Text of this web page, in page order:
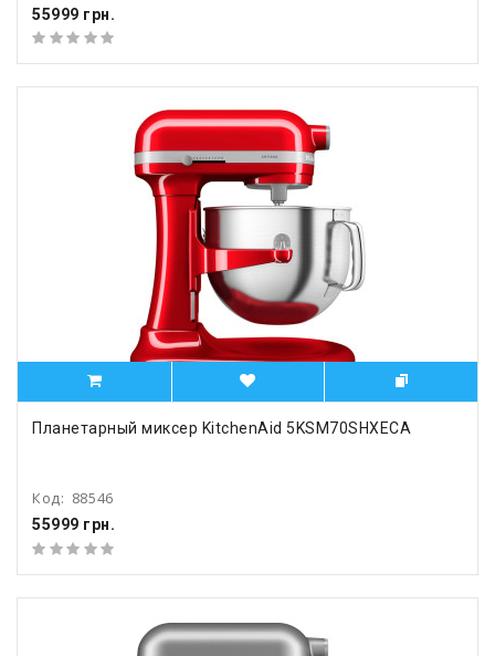
55999 грн.
Планетарный миксер KitchenAid 5KSM70SHXECA
Код: 88546
55999 грн.